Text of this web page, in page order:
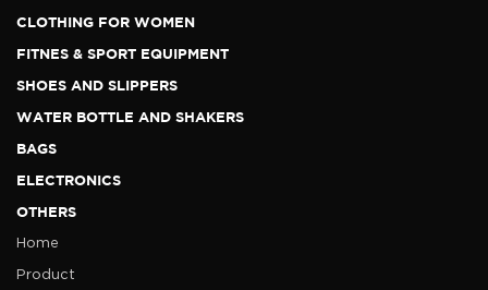
CLOTHING FOR WOMEN
FITNES & SPORT EQUIPMENT
SHOES AND SLIPPERS
WATER BOTTLE AND SHAKERS
BAGS
ELECTRONICS
OTHERS
Home
Product